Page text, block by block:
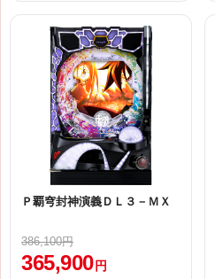
Ｐ覇穹封神演義ＤＬ３－ＭＸ
386,100円
365,900 円